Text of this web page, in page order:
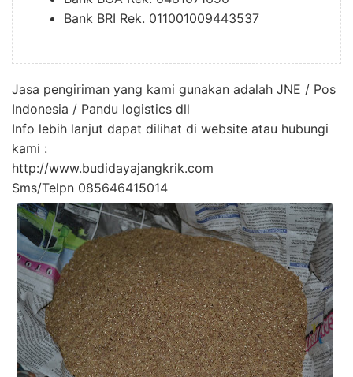
Bank BRI Rek. 011001009443537
Jasa pengiriman yang kami gunakan adalah JNE / Pos
Indonesia / Pandu logistics dll
Info lebih lanjut dapat dilihat di website atau hubungi
kami :
http://www.budidayajangkrik.com
Sms/Telpn 085646415014